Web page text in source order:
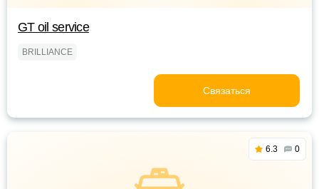
GT oil service
BRILLIANCE
Связаться
6.3 0